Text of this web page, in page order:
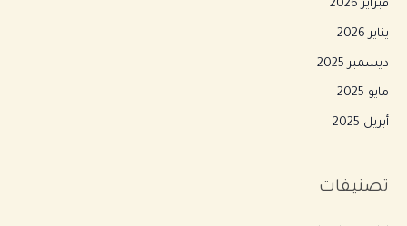
فبراير 2026
يناير 2026
ديسمبر 2025
مايو 2025
أبريل 2025
تصنيفات